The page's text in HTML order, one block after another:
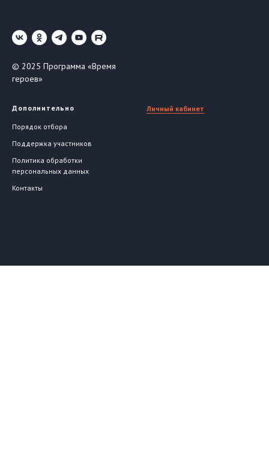
© 2025 Программа «Время
героев»
Дополнительно
Порядок отбора
Поддержка участников
Политика обработки
персональных данных
Контакты
Личный кабинет